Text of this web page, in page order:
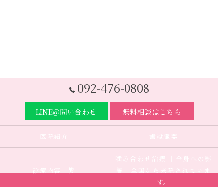
092-476-0808
LINE＠問い合わせ 無料相談はこちら
医院紹介 歯は臓器
診療内容一覧
噛み合わせ治療 ｜全身への影
響｜全国から来院されていま
す。